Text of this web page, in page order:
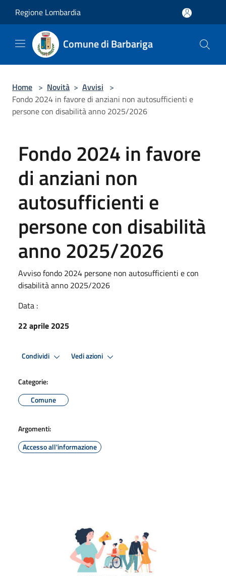
Regione Lombardia
Comune di Barbariga
Home > Novità > Avvisi >
Fondo 2024 in favore di anziani non autosufficienti e
persone con disabilità anno 2025/2026
Fondo 2024 in favore
di anziani non
autosufficienti e
persone con disabilità
anno 2025/2026
Avviso fondo 2024 persone non autosufficienti e con
disabilità anno 2025/2026
Data :
22 aprile 2025
Condividi Vedi azioni
Categorie:
Comune
Argomenti:
Accesso all'informazione